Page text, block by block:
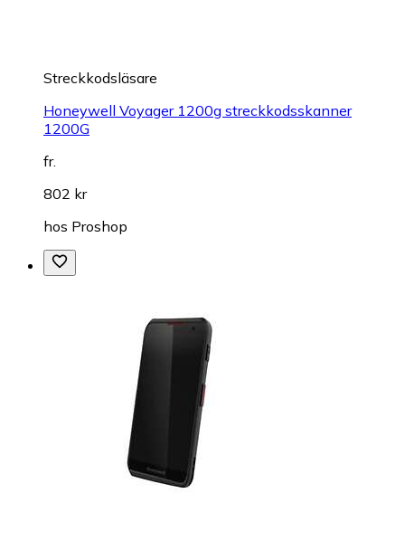
Streckkodsläsare
Honeywell Voyager 1200g streckkodsskanner
1200G
fr.
802 kr
hos Proshop